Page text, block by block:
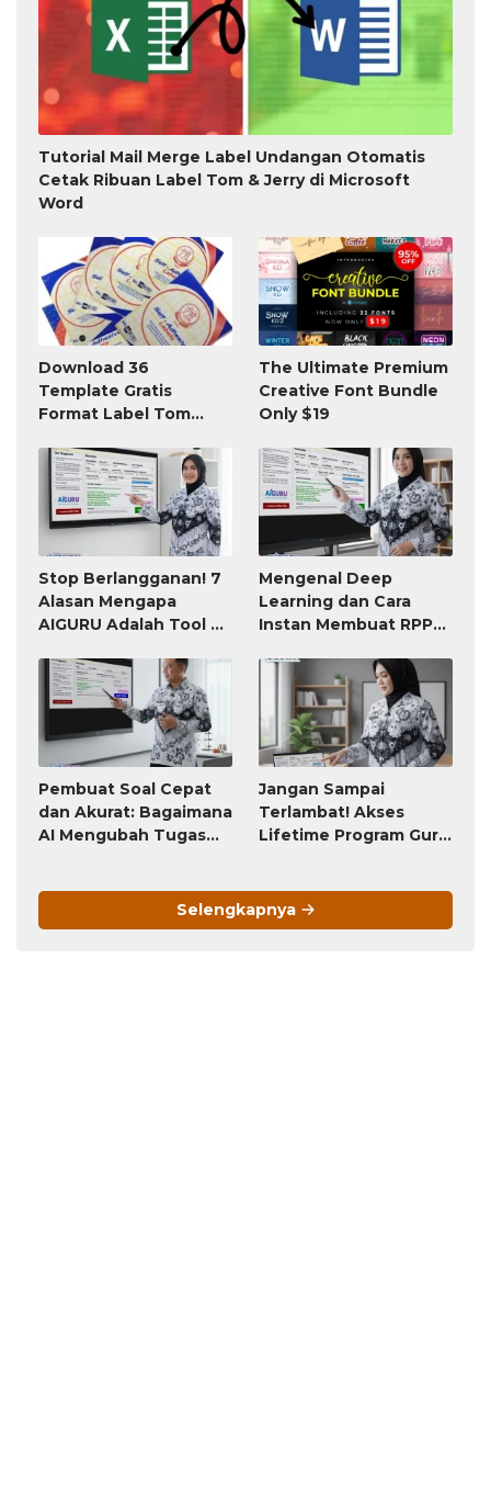
Tutorial Mail Merge Label Undangan Otomatis
Cetak Ribuan Label Tom & Jerry di Microsoft
Word
Download 36
Template Gratis
Format Label Tom
Word
The Ultimate Premium
Creative Font Bundle
Only $19
Stop Berlangganan! 7
Alasan Mengapa
AIGURU Adalah Tool AI
Worth It (Bayar 79
Ribu, Untung Seumur
Mengenal Deep
Learning dan Cara
Instan Membuat RPP
Pembuat Soal Cepat
dan Akurat: Bagaimana
AI Mengubah Tugas
Jangan Sampai
Terlambat! Akses
Lifetime Program Guru
Berubah Menjadi
Langganan Bulanan
Selengkapnya